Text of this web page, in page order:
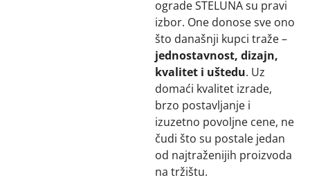
ograde STELUNA su pravi
izbor. One donose sve ono
što današnji kupci traže –
jednostavnost, dizajn,
kvalitet i uštedu. Uz
domaći kvalitet izrade,
brzo postavljanje i
izuzetno povoljne cene, ne
čudi što su postale jedan
od najtraženijih proizvoda
na tržištu.